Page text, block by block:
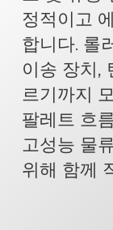
정적이고
합니다. 롤
이송 장치,
르기까지
팔레트 흐
고성능 물
위해 함께